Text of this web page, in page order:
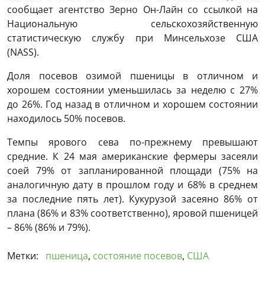
сообщает агентство Зерно Он-Лайн со ссылкой на
Национальную сельскохозяйственную
статистическую службу при Минсельхозе США
(NASS).
Доля посевов озимой пшеницы в отличном и
хорошем состоянии уменьшилась за неделю с 27%
до 26%. Год назад в отличном и хорошем состоянии
находилось 50% посевов.
Темпы ярового сева по-прежнему превышают
средние. К 24 мая американские фермеры засеяли
соей 79% от запланированной площади (75% на
аналогичную дату в прошлом году и 68% в среднем
за последние пять лет). Кукурузой засеяно 86% от
плана (86% и 83% соответственно), яровой пшеницей
– 86% (86% и 79%).
Метки: пшеница, состояние посевов, США